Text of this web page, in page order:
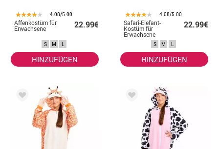
4.08/5.00
Affenkostüm für
Erwachsene 22.99€
S M L
HINZUFÜGEN
4.08/5.00
Safari-Elefant-
Kostüm für
Erwachsene
22.99€
S M L
HINZUFÜGEN